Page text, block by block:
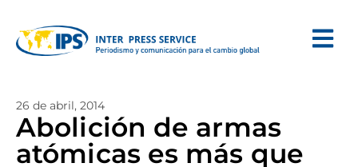
26 de abril, 2014
Abolición de armas
atómicas es más que